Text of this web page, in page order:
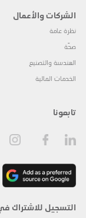
الشركات والأعمال
نظرة عامة
صحّة
الهندسة والتصنيع
الخدمات المالية
تابعونا
التسجيل للاشتراك في